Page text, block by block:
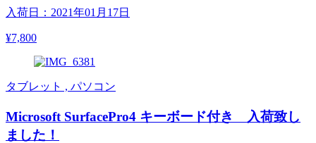
入荷日：2021年01月17日
¥7,800
タブレット , パソコン
Microsoft SurfacePro4 キーボード付き 入荷致し
ました！